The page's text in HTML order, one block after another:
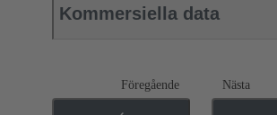
Kommersiella data
Föregående Nästa